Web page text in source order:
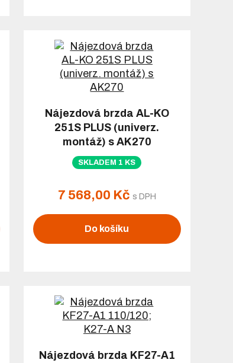
Nájezdová brzda AL-KO
251S PLUS (univerz.
montáž) s AK270
SKLADEM 1 KS
7 568,00 Kč s DPH
Do košíku
Nájezdová brzda KF27-A1